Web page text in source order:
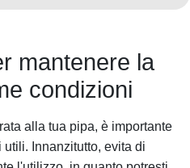
mantenere la
condizioni
alla tua pipa, è importante
Innanzitutto, evita di